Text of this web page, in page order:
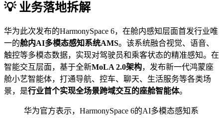
💡 业务落地拆解
华为此次发布的HarmonySpace 6，在舱内感知层面首发行业唯
一的舱内AI多模态感知系统AMS。该系统融合视觉、语音、
触控等多模态数据，实现对驾驶员和乘客状态的精准感知。在
智能交互层面，基于全新MoLA 2.0架构，发布新一代鸿蒙座
舱小艺智能体，打通导航、控车、聊天、生活服务等各类场
景，是行业首个实现全场景跨域交互的座舱智能体。
华为官方表示，HarmonySpace 6的AI多模态感知系